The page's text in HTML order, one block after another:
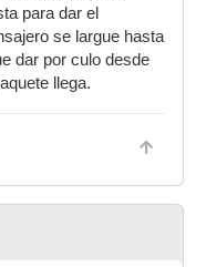
para dar el
se largue hasta
dar por culo desde
llega.